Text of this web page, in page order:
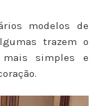
modelos de
trazem o
simples e